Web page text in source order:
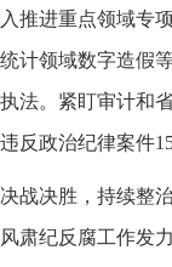
推进重点领域专
计领域数字造假
法。紧盯审计和
反政治纪律案件
战决胜，持续整
肃纪反腐工作发